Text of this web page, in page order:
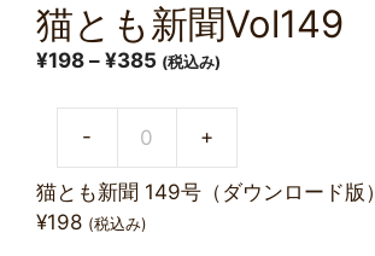
猫とも新聞Vol149
¥198 – ¥385 (税込み)
- +
猫とも新聞 149号（ダウンロード版）
¥198 (税込み)